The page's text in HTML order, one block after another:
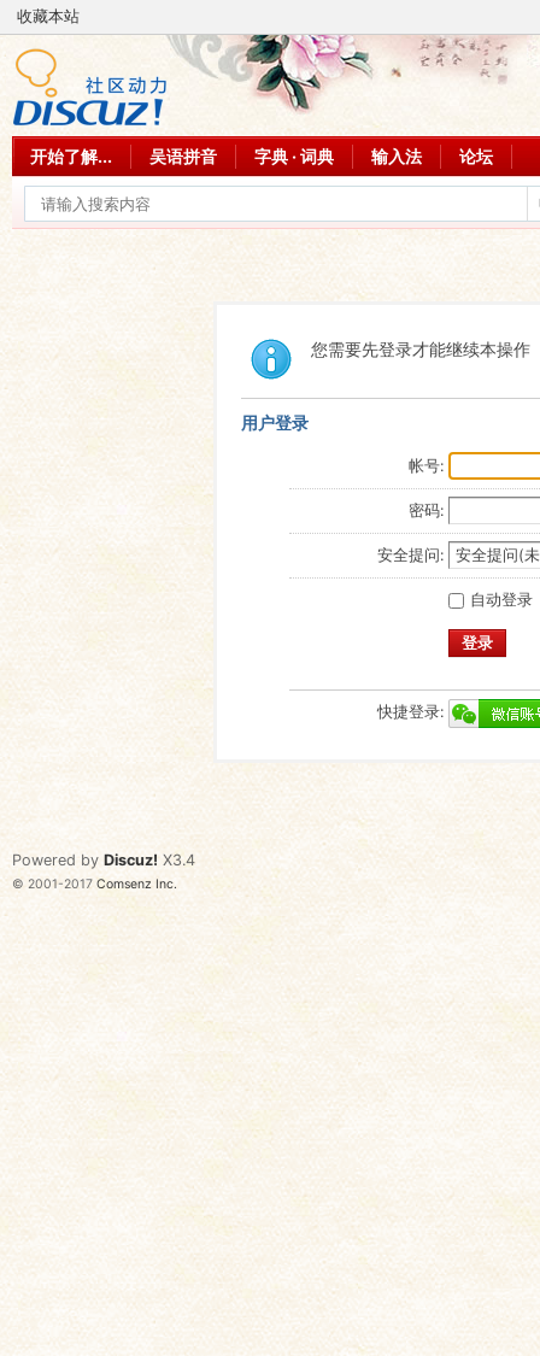
收藏本站
开始了解... 吴语拼音 字典 · 词典 输入法 论坛
您需要先登录才能继续本操作
用户登录
帐号:
密码:
安全提问:
自动登录
登录
快捷登录:
Powered by Discuz! X3.4
© 2001-2017 Comsenz Inc.